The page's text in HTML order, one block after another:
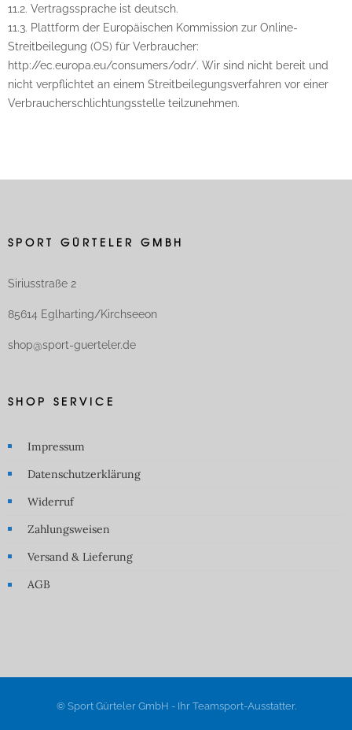
11.2. Vertragssprache ist deutsch.
11.3. Plattform der Europäischen Kommission zur Online-
Streitbeilegung (OS) für Verbraucher:
http://ec.europa.eu/consumers/odr/. Wir sind nicht bereit und
nicht verpflichtet an einem Streitbeilegungsverfahren vor einer
Verbraucherschlichtungsstelle teilzunehmen.
SPORT GÜRTELER GMBH
Siriusstraße 2
85614 Eglharting/Kirchseeon
shop@sport-guerteler.de
SHOP SERVICE
Impressum
Datenschutzerklärung
Widerruf
Zahlungsweisen
Versand & Lieferung
AGB
© Sport Gürteler GmbH - Ihr Teamsport-Ausstatter.